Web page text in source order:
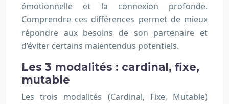
émotionnelle et la connexion profonde.
Comprendre ces différences permet de mieux
répondre aux besoins de son partenaire et
d’éviter certains malentendus potentiels.
Les 3 modalités : cardinal, fixe,
mutable
Les trois modalités (Cardinal, Fixe, Mutable)